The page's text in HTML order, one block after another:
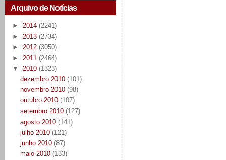
Arquivo de Notícias
► 2014 (2241)
► 2013 (2734)
► 2012 (3050)
► 2011 (2464)
▼ 2010 (1323)
dezembro 2010 (101)
novembro 2010 (98)
outubro 2010 (107)
setembro 2010 (127)
agosto 2010 (141)
julho 2010 (121)
junho 2010 (87)
maio 2010 (133)